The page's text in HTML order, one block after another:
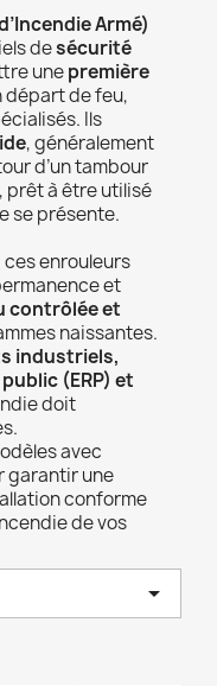
Armé)
desécurité
unepremière
départ de feu,
Ils
, généralement
d’un tambour
prêt à être utilisé
se présente.
ces enrouleurs
et
contrôlée et
naissantes.
industriels,
(ERP) et
doit
avec
garantir une
conforme
de vos
